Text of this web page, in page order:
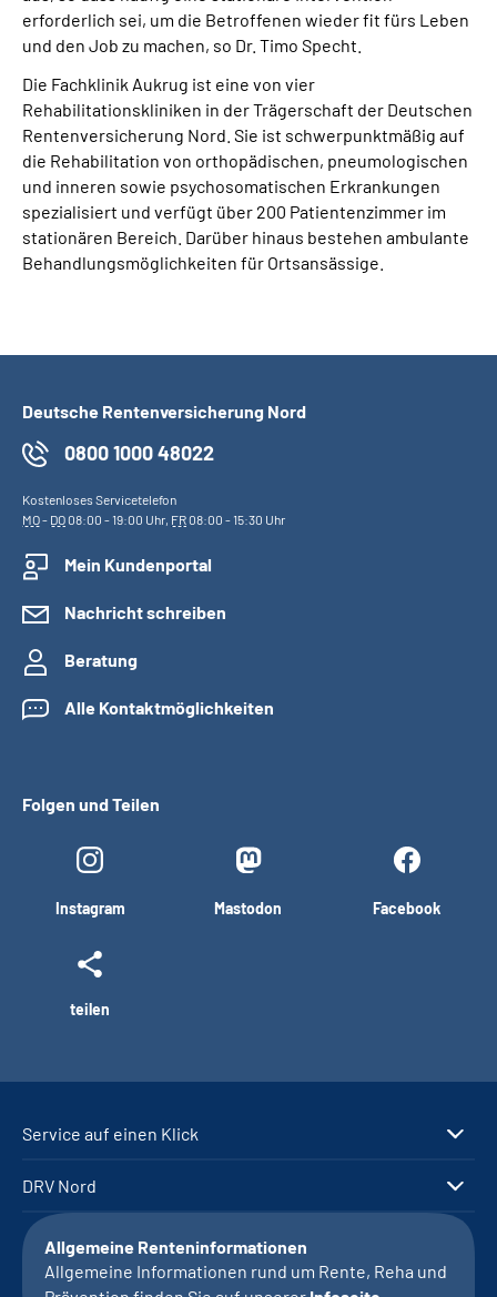
erforderlich sei, um die Betroffenen wieder fit fürs Leben
und den Job zu machen, so Dr. Timo Specht.
Die Fachklinik Aukrug ist eine von vier
Rehabilitationskliniken in der Trägerschaft der Deutschen
Rentenversicherung Nord. Sie ist schwerpunktmäßig auf
die Rehabilitation von orthopädischen, pneumologischen
und inneren sowie psychosomatischen Erkrankungen
spezialisiert und verfügt über 200 Patientenzimmer im
stationären Bereich. Darüber hinaus bestehen ambulante
Behandlungsmöglichkeiten für Ortsansässige.
Deutsche Rentenversicherung Nord
0800 1000 48022
Kostenloses Servicetelefon
MO- DO08:00 - 19:00 Uhr, FR08:00 - 15:30 Uhr
Mein Kundenportal
Nachricht schreiben
Beratung
Alle Kontaktmöglichkeiten
Folgen und Teilen
Instagram Mastodon Facebook
teilen
Service auf einen Klick
DRV Nord
Allgemeine Renteninformationen
Allgemeine Informationen rund um Rente, Reha und